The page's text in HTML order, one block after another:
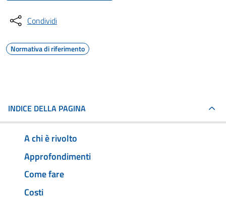
Condividi
Normativa di riferimento
INDICE DELLA PAGINA
A chi è rivolto
Approfondimenti
Come fare
Costi